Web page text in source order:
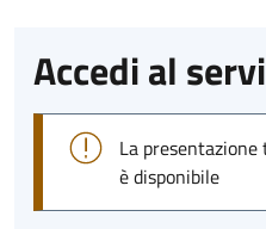
Accedi al
La
è disponibile